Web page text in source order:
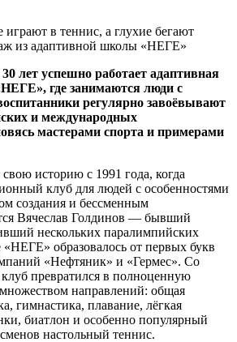
лет успешно работает адаптивная
где занимаются люди с
регулярно завоёвывают
и международных
мастерами спорта и примерами
историю с 1991 года, когда
клуб для людей с особенностями
создания и бессменным
Вячеслав Голдинов — бывший
нескольких паралимпийских
образовалось от первых букв
«Нефтяник» и «Гермес». Со
превратился в полноценную
направлений: общая
гимнастика, плавание, лёгкая
биатлон и особенно популярный
настольный теннис.